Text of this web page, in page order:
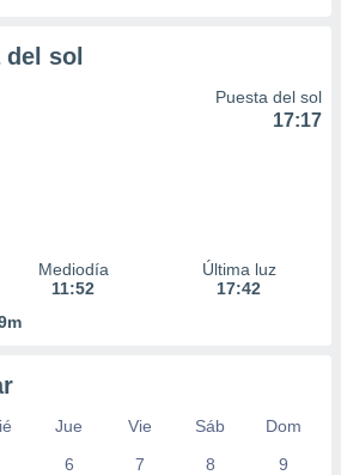
sol
Puesta del sol
17:17
Mediodía
11:52
Última luz
17:42
Jue Vie Sáb
Dom
6
7 8 9